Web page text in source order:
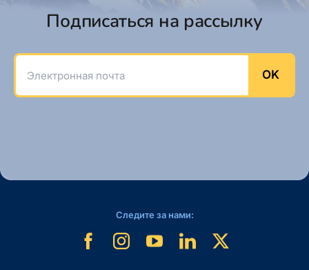
Подписаться на рассылку
Электронная почта
OK
Следите за нами: